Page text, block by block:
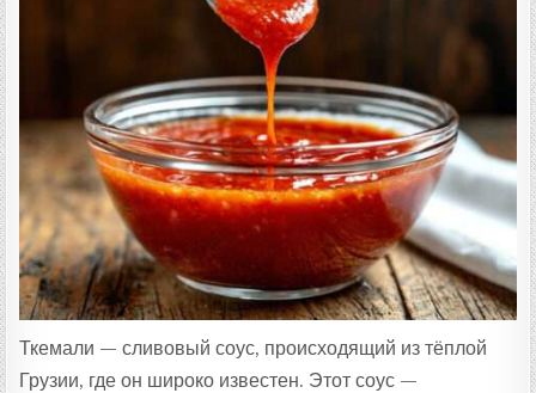
:
Ткемали — сливовый соус, происходящий из тёплой
Грузии, где он широко известен. Этот соус —